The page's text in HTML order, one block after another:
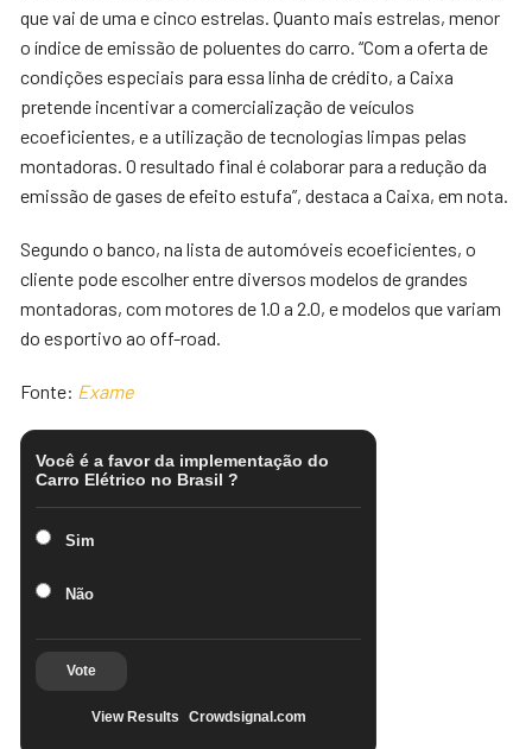
que vai de uma e cinco estrelas. Quanto mais estrelas, menor
o índice de emissão de poluentes do carro. “Com a oferta de
condições especiais para essa linha de crédito, a Caixa
pretende incentivar a comercialização de veículos
ecoeficientes, e a utilização de tecnologias limpas pelas
montadoras. O resultado final é colaborar para a redução da
emissão de gases de efeito estufa”, destaca a Caixa, em nota.
Segundo o banco, na lista de automóveis ecoeficientes, o
cliente pode escolher entre diversos modelos de grandes
montadoras, com motores de 1.0 a 2.0, e modelos que variam
do esportivo ao off-road.
Fonte: Exame
Você é a favor da implementação do
Carro Elétrico no Brasil ?
Sim
Não
Vote
View Results Crowdsignal.com